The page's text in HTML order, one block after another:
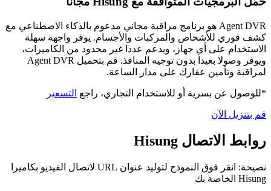
Agent DVR هو برنامج مراقبة مجاني مدعوم بالذكاء الاصطناعي مع
كشف فوري للأشخاص والمركبات والأجسام. يوفر واجهة سهلة
الاستخدام على أي جهاز، ويدعم عددا غير محدود من الكاميرات،
ويوفر وصولا بعيدا بدون توجيه المنافذ. قم بتحميل Agent DVR
لمراقبة وتأمين عقارك على مدار الساعة.
*للوصول عن بسرية أو للاستخدام التجاري، راجع التسعير
قم بتنزيل الآن
روابط الاتصال Hisung
نصيحة: انقر فوق النموذج لتوليد عنوان URL لاتصال الفيديو بكاميرا
Hisung الخاصة بك